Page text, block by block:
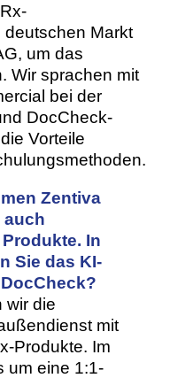
Markt
um das
Wir sprachen mit
bei der
DocCheck-
Vorteile
Zentiva
auch
In
Sie das KI-
wir die
mit
Produkte. Im
um eine 1:1-